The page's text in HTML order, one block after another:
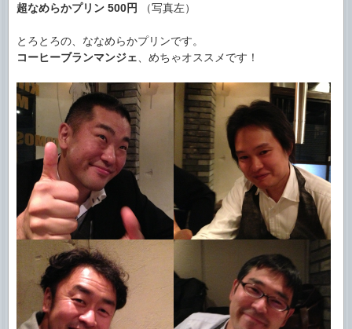
超なめらかプリン 500円 （写真左）
とろとろの、ななめらかプリンです。
コーヒーブランマンジェ 、めちゃオススメです！